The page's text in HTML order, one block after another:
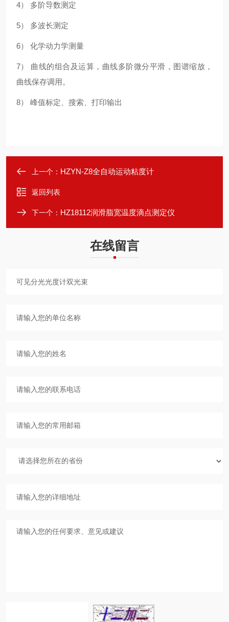
4） 多阶导数测定
5） 多波长测定
6） 化学动力学测量
7） 曲线的组合及运算，曲线多阶微分平滑，图谱缩放，
曲线保存调用。
8） 峰值标定、搜索、打印输出
上一个： HZYN-Z8全自动运动粘度计
返回列表
下一个： HZ18112润滑脂宽温度滴点测定仪
在线留言